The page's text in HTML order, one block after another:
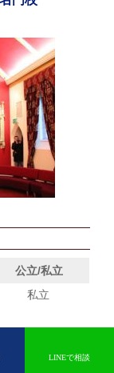
公立/私立
私立
サフォーク州
LINEで相談